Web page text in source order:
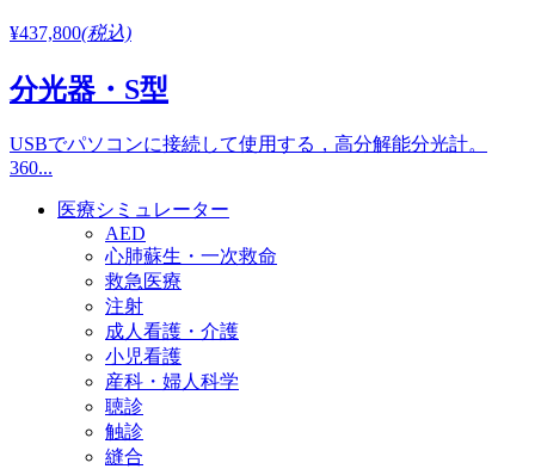
¥437,800(税込)
分光器・S型
USBでパソコンに接続して使用する，高分解能分光計。
360...
医療シミュレーター
AED
心肺蘇生・一次救命
救急医療
注射
成人看護・介護
小児看護
産科・婦人科学
聴診
触診
縫合